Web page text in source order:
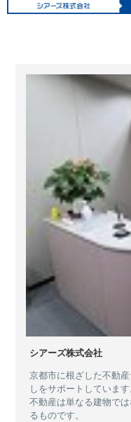
シアーズ株式会社
京都市に根ざした不動
しをサポートしています
不動産は単なる建物で
るものです。